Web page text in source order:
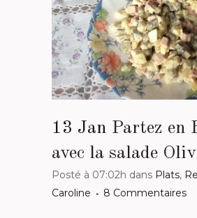
13 Jan Partez en
avec la salade
Posté à 07:02h dans Plats,
Caroline
8 Commentaires